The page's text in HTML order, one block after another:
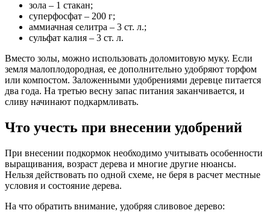
зола – 1 стакан;
суперфосфат – 200 г;
аммиачная селитра – 3 ст. л.;
сульфат калия – 3 ст. л.
Вместо золы, можно использовать доломитовую муку. Если
земля малоплодородная, ее дополнительно удобряют торфом
или компостом. Заложенными удобрениями деревце питается
два года. На третью весну запас питания заканчивается, и
сливу начинают подкармливать.
Что учесть при внесении удобрений
При внесении подкормок необходимо учитывать особенности
выращивания, возраст дерева и многие другие нюансы.
Нельзя действовать по одной схеме, не беря в расчет местные
условия и состояние дерева.
На что обратить внимание, удобряя сливовое дерево: